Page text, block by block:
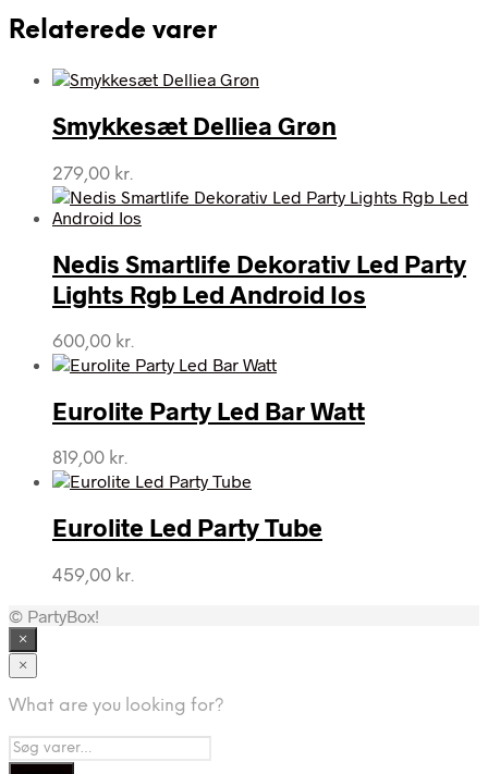
Relaterede varer
Smykkesæt Delliea Grøn
279,00 kr.
Nedis Smartlife Dekorativ Led Party
Lights Rgb Led Android Ios
600,00 kr.
Eurolite Party Led Bar Watt
819,00 kr.
Eurolite Led Party Tube
459,00 kr.
© PartyBox!
×
×
What are you looking for?